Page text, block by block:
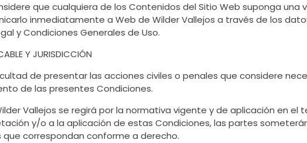
que cualquiera de los Contenidos del Sitio Web suponga
inmediatamente a Web de Wilder Vallejos a través de los
y Condiciones Generales de Uso.
Y JURISDICCIÓN
de presentar las acciones civiles o penales que considere
de las presentes Condiciones.
Vallejos se regirá por la normativa vigente y de aplicación en el
y/o a la aplicación de estas Condiciones, las partes
correspondan conforme a derecho.